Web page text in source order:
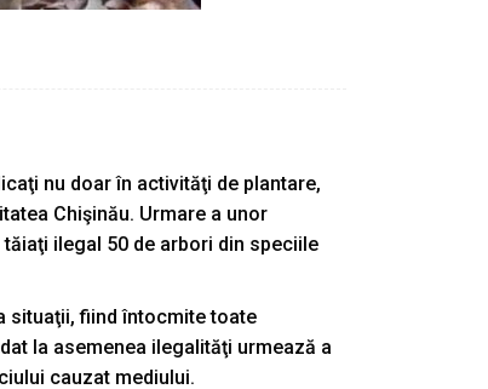
nu doar în activităţi de plantare,
Chişinău. Urmare a unor
ilegal 50 de arbori din speciile
situaţii, fiind întocmite toate
la asemenea ilegalităţi urmează a
cauzat mediului.